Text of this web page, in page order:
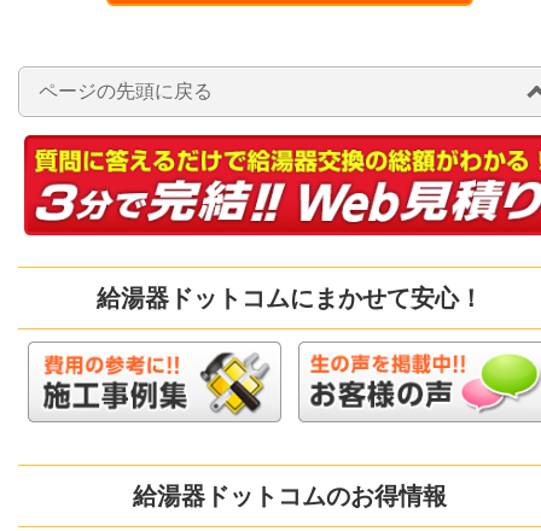
ページの先頭に戻る
給湯器ドットコムにまかせて安心！
給湯器ドットコムのお得情報